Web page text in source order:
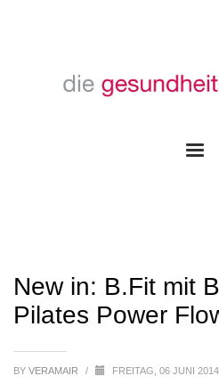
New in: B.Fit mit
Pilates Power
BY VERAMAIR / FREITAG, 06 JUNI 2014